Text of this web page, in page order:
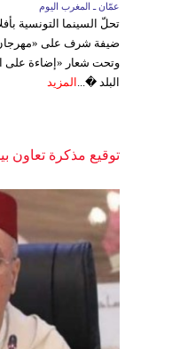
عمّان ـ المغرب اليوم
تحلّ السينما التونسية
ضيفة شرف على «مهرجان
وتحت شعار «إضاءة على
البلد �... المزيد
توقيع مذكرة تعاون